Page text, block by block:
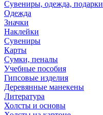
Сувениры, одежда, подарки
Одежда
Значки
Наклейки
Сувениры
Карты
Сумки, пеналы
Учебные пособия
Гипсовые изделия
Деревянные манекены
Литература
Холсты и основы